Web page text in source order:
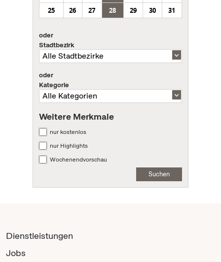
25
26 27 28 29 30 31
oder
Stadtbezirk
oder
Kategorie
Weitere Merkmale
nur kostenlos
nur Highlights
Wochenendvorschau
Suchen
Dienstleistungen
Jobs